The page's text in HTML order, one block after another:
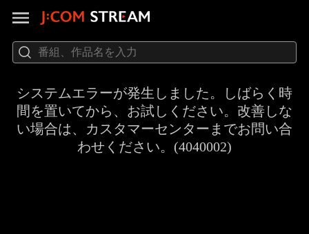
システムエラーが発生しました。しばらく時
間を置いてから、お試しください。改善しな
い場合は、カスタマーセンターまでお問い合
わせください。(4040002)